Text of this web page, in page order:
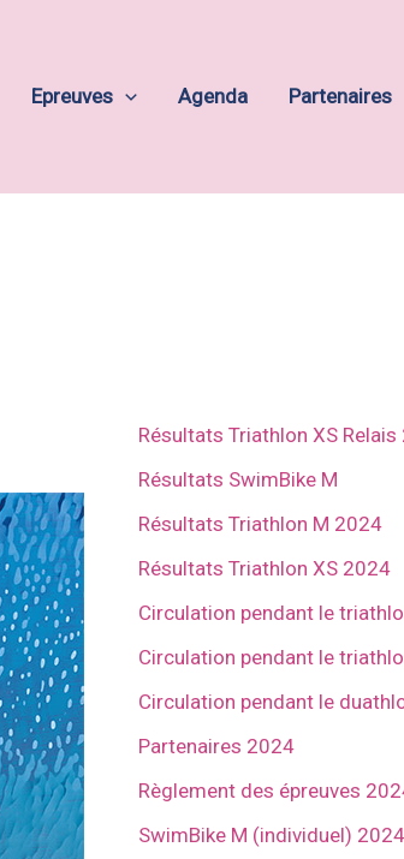
Epreuves Agenda Partenaires
Résultats Triathlon XS
Résultats SwimBike M
Résultats Triathlon M 2024
Résultats Triathlon XS 2024
Circulation pendant le
Circulation pendant le
Circulation pendant le
Partenaires 2024
Règlement des épreuves
SwimBike M (individuel) 2024